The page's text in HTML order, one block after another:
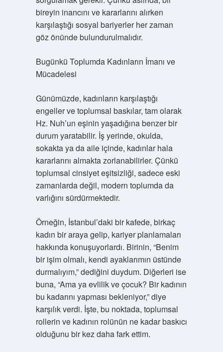
bireyin inancını ve kararlarını alırken
karşılaştığı sosyal bariyerler her zaman
göz önünde bulundurulmalıdır.
Bugünkü Toplumda Kadınların İmanı ve
Mücadelesi
Günümüzde, kadınların karşılaştığı
engeller ve toplumsal baskılar, tam olarak
Hz. Nuh’un eşinin yaşadığına benzer bir
durum yaratabilir. İş yerinde, okulda,
sokakta ya da aile içinde, kadınlar hala
kararlarını almakta zorlanabilirler. Çünkü
toplumsal cinsiyet eşitsizliği, sadece eski
zamanlarda değil, modern toplumda da
varlığını sürdürmektedir.
Örneğin, İstanbul’daki bir kafede, birkaç
kadın bir araya gelip, kariyer planlamaları
hakkında konuşuyorlardı. Birinin, “Benim
bir işim olmalı, kendi ayaklarımın üstünde
durmalıyım,” dediğini duydum. Diğerleri ise
buna, “Ama ya evlilik ve çocuk? Bir kadının
bu kadarını yapması bekleniyor,” diye
karşılık verdi. İşte, bu noktada, toplumsal
rollerin ve kadının rolünün ne kadar baskıcı
olduğunu bir kez daha fark ettim.